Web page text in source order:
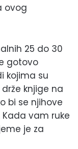
ovog
25 do 30
gotovo
kojima su
knjige na
bi se njihove
vam ruke
je za